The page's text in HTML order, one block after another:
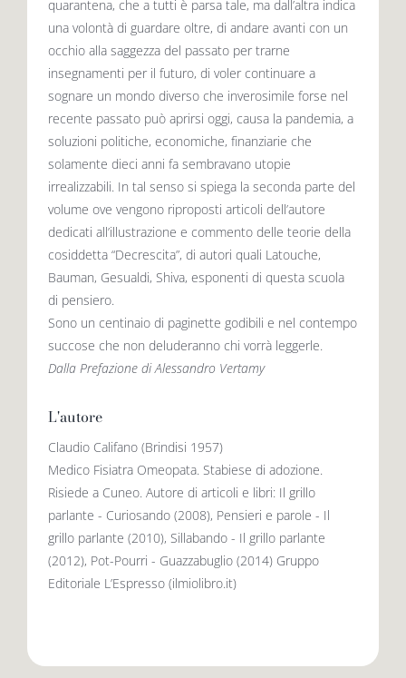
quarantena, che a tutti è parsa tale, ma dall’altra indica
una volontà di guardare oltre, di andare avanti con un
occhio alla saggezza del passato per trarne
insegnamenti per il futuro, di voler continuare a
sognare un mondo diverso che inverosimile forse nel
recente passato può aprirsi oggi, causa la pandemia, a
soluzioni politiche, economiche, finanziarie che
solamente dieci anni fa sembravano utopie
irrealizzabili. In tal senso si spiega la seconda parte del
volume ove vengono riproposti articoli dell’autore
dedicati all’illustrazione e commento delle teorie della
cosiddetta “Decrescita”, di autori quali Latouche,
Bauman, Gesualdi, Shiva, esponenti di questa scuola
di pensiero.
Sono un centinaio di paginette godibili e nel contempo
succose che non deluderanno chi vorrà leggerle.
Dalla Prefazione di Alessandro Vertamy
L'autore
Claudio Califano (Brindisi 1957)
Medico Fisiatra Omeopata. Stabiese di adozione.
Risiede a Cuneo. Autore di articoli e libri: Il grillo
parlante - Curiosando (2008), Pensieri e parole - Il
grillo parlante (2010), Sillabando - Il grillo parlante
(2012), Pot-Pourri - Guazzabuglio (2014) Gruppo
Editoriale L’Espresso (ilmiolibro.it)